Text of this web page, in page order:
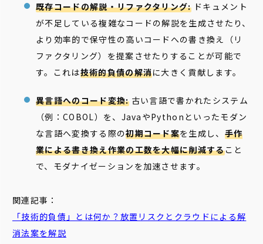
既存コードの解説・リファクタリング:ドキュメント
が不足している複雑なコードの解説を生成させたり、
より効率的で保守性の高いコードへの書き換え（リ
ファクタリング）を提案させたりすることが可能で
す。これは技術的負債の解消に大きく貢献します。
異言語へのコード変換:古い言語で書かれたシステム
（例：COBOL）を、JavaやPythonといったモダン
な言語へ変換する際の初期コード案を生成し、 手作
業による書き換え作業の工数を大幅に削減すること
で、モダナイゼーションを加速させます。
関連記事：
「技術的負債」とは何か？放置リスクとクラウドによる解
消法案を解説